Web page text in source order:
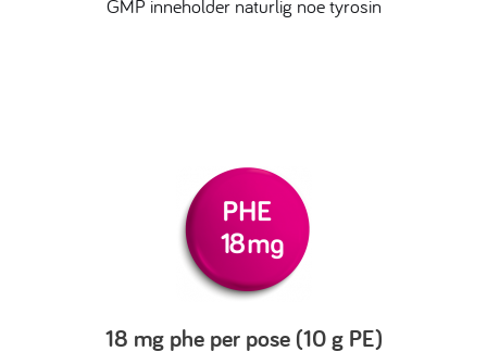
GMP inneholder naturlig noe tyrosin
18 mg phe per pose (10 g PE)